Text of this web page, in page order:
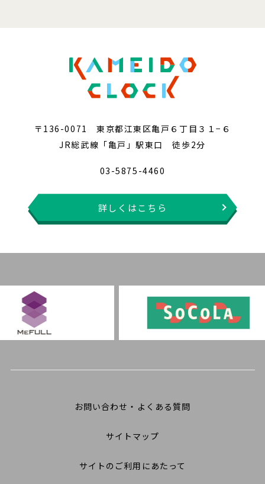
〒136-0071 東京都江東区亀戸６丁目３１−６
JR総武線「亀戸」駅東口 徒歩2分
03-5875-4460
詳しくはこちら
お問い合わせ・よくある質問
サイトマップ
サイトのご利用にあたって